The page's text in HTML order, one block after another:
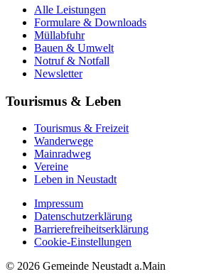
Alle Leistungen
Formulare & Downloads
Müllabfuhr
Bauen & Umwelt
Notruf & Notfall
Newsletter
Tourismus & Leben
Tourismus & Freizeit
Wanderwege
Mainradweg
Vereine
Leben in Neustadt
Impressum
Datenschutzerklärung
Barrierefreiheitserklärung
Cookie-Einstellungen
© 2026 Gemeinde Neustadt a.Main